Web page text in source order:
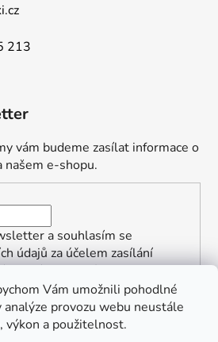
Vám umožnili pohodlné
provozu webu neustále
výkon a použitelnost.
213
vám budeme zasílat informace o
našem e-shopu.
a souhlasím se
údajů za účelem zasílání
akcích a slevách.